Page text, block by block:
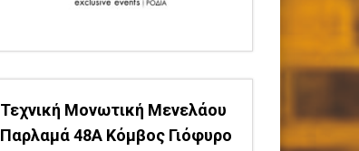
Τεχνική Μονωτική Μενελάου
Παρλαμά 48Α Κόμβος Γιόφυρο